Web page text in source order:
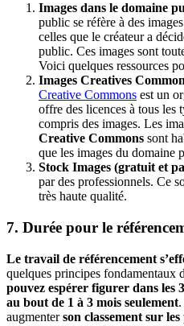
Images dans le domaine
public se réfère à des
celles que le créateur a
public. Ces images sont
Voici quelques ressources
Images Creatives
Creative Commons est un
offre des licences à tous les
compris des images. Les
Creative Commons sont
que les images du domaine
Stock Images (gratuit et
par des professionnels. Ce
très haute qualité.
7. Durée pour le
Le travail de référencement
quelques principes fondamentaux
pouvez espérer figurer dans les
au bout de 1 à 3 mois seulement
augmenterson classement sur